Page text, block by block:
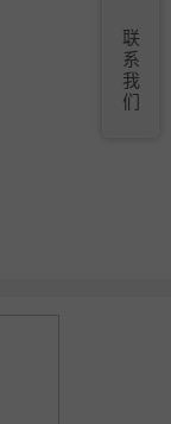
联
系
我
们